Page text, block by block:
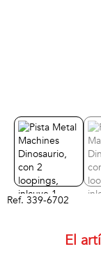
Ref. 339-6702
El